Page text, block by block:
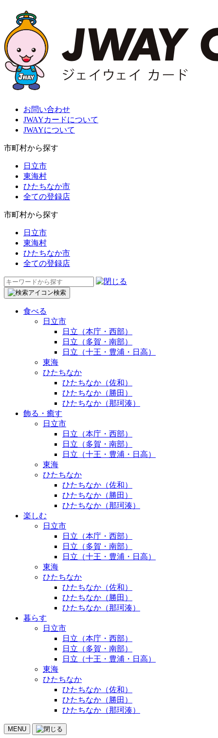
お問い合わせ
JWAYカードについて
JWAYについて
市町村から探す
日立市
東海村
ひたちなか市
全ての登録店
市町村から探す
日立市
東海村
ひたちなか市
全ての登録店
検
索:
検索
食べる
日立市
日立（本庁・西部）
日立（多賀・南部）
日立（十王・豊浦・日高）
東海
ひたちなか
ひたちなか（佐和）
ひたちなか（勝田）
ひたちなか（那珂湊）
飾る・癒す
日立市
日立（本庁・西部）
日立（多賀・南部）
日立（十王・豊浦・日高）
東海
ひたちなか
ひたちなか（佐和）
ひたちなか（勝田）
ひたちなか（那珂湊）
楽しむ
日立市
日立（本庁・西部）
日立（多賀・南部）
日立（十王・豊浦・日高）
東海
ひたちなか
ひたちなか（佐和）
ひたちなか（勝田）
ひたちなか（那珂湊）
暮らす
日立市
日立（本庁・西部）
日立（多賀・南部）
日立（十王・豊浦・日高）
東海
ひたちなか
ひたちなか（佐和）
ひたちなか（勝田）
ひたちなか（那珂湊）
MENU